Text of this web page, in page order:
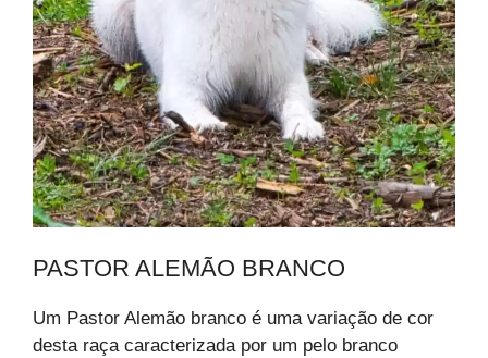
PASTOR ALEMÃO BRANCO
Um Pastor Alemão branco é uma variação de cor
desta raça caracterizada por um pelo branco